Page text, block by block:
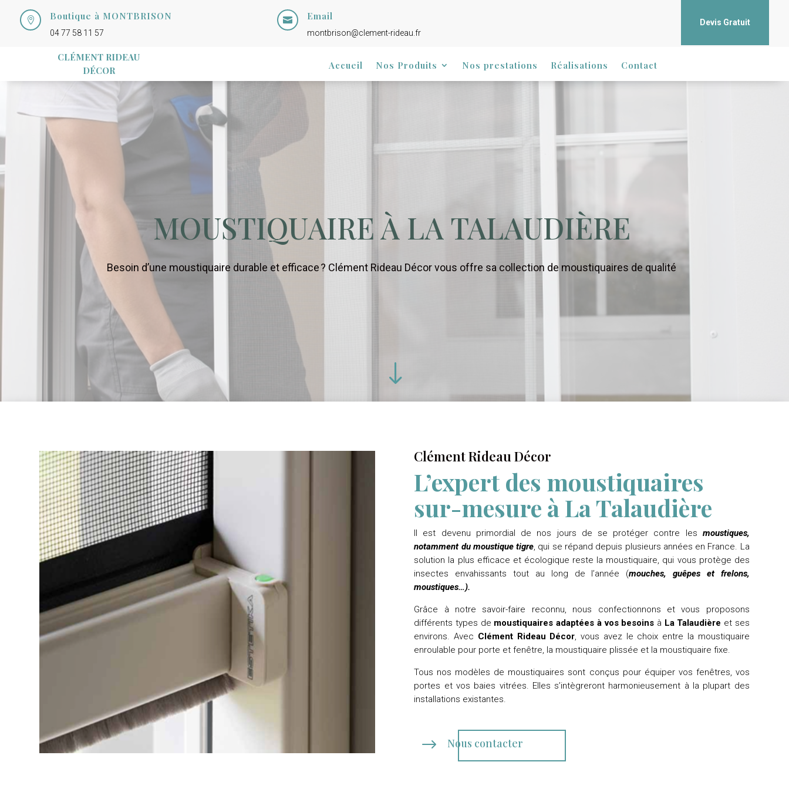
 Boutique à MONTBRISON
04 77 58 11 57
 Email
montbrison@clement-rideau.fr
Devis Gratuit
CLÉMENT RIDEAU
DÉCOR
Accueil Nos Produits Nos prestations Réalisations Contact
MOUSTIQUAIRE À LA TALAUDIÈRE
Besoin d’une moustiquaire durable et efficace ? Clément Rideau Décor vous offre sa collection de moustiquaires de qualité
"
Clément Rideau Décor
L’expert des moustiquaires
sur-mesure à La Talaudière
Il est devenu primordial de nos jours de se protéger contre les moustiques,
notamment du moustique tigre, qui se répand depuis plusieurs années en France. La
solution la plus efficace et écologique reste la moustiquaire, qui vous protège des
insectes envahissants tout au long de l’année (mouches, guêpes et frelons,
moustiques…).
Grâce à notre savoir-faire reconnu, nous confectionnons et vous proposons
différents types de moustiquaires adaptées à vos besoins à La Talaudière et ses
environs. Avec Clément Rideau Décor, vous avez le choix entre la moustiquaire
enroulable pour porte et fenêtre, la moustiquaire plissée et la moustiquaire fixe.
Tous nos modèles de moustiquaires sont conçus pour équiper vos fenêtres, vos
portes et vos baies vitrées. Elles s’intègreront harmonieusement à la plupart des
installations existantes.
$ Nous contacter